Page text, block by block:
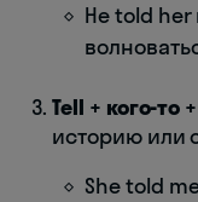
He told
Tell + кого-то
историю или
She told